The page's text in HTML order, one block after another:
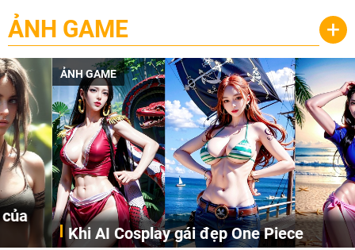
ẢNH GAME +
ẢNH GAME
Khi AI Cosplay gái đẹp One Piece